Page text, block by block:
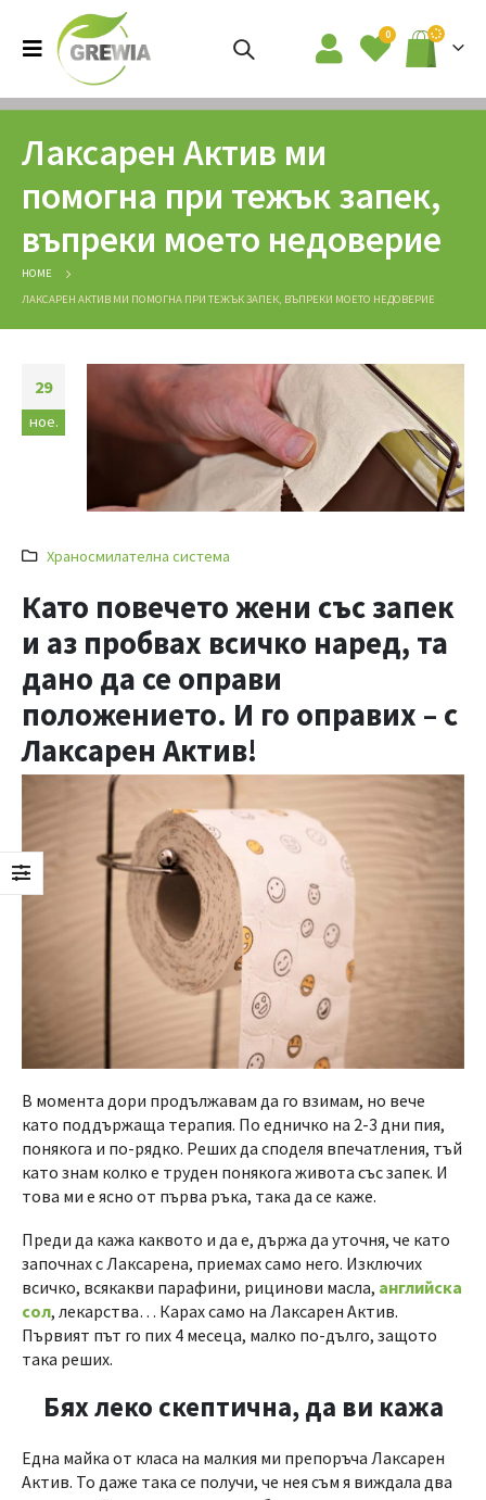
0
Лаксарен Актив ми
помогна при тежък запек,
въпреки моето недоверие
HOME
ЛАКСАРЕН АКТИВ МИ ПОМОГНА ПРИ ТЕЖЪК ЗАПЕК, ВЪПРЕКИ МОЕТО НЕДОВЕРИЕ
29
ное.
Храносмилателна система
Като повечето жени със запек
и аз пробвах всичко наред, та
дано да се оправи
положението. И го оправих – с
Лаксарен Актив!
В момента дори продължавам да го взимам, но вече
като поддържаща терапия. По едничко на 2-3 дни пия,
понякога и по-рядко. Реших да споделя впечатления, тъй
като знам колко е труден понякога живота със запек. И
това ми е ясно от първа ръка, така да се каже.
Преди да кажа каквото и да е, държа да уточня, че като
започнах с Лаксарена, приемах само него. Изключих
всичко, всякакви парафини, рицинови масла, английска
сол, лекарства… Карах само на Лаксарен Актив.
Първият път го пих 4 месеца, малко по-дълго, защото
така реших.
Бях леко скептична, да ви кажа
Една майка от класа на малкия ми препоръча Лаксарен
Актив. То даже така се получи, че нея съм я виждала два